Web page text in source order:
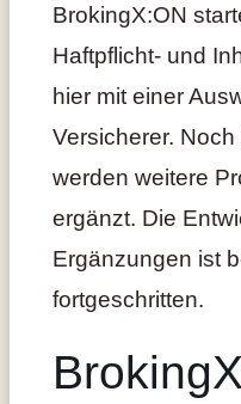
BrokingX:ON
Haftpflicht- und
hier mit einer
Versicherer.
werden weitere
ergänzt. Die
Ergänzungen ist
fortgeschritten.